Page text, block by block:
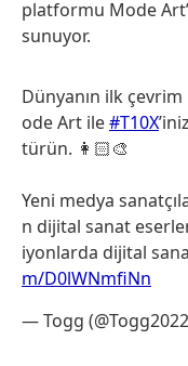
platformu Mode
sunuyor.
Dünyanın ilk
ode Art ile#T10X
türün. 👩🏻‍🎨
Yeni medya
n dijital sanat
iyonlarda dijital
m/D0lWNmfiNn
— Togg